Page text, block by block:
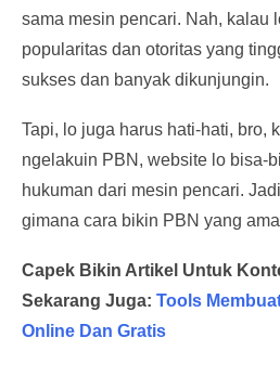
sama mesin pencari. Nah, kalau
popularitas dan otoritas yang
sukses dan banyak dikunjungin.
Tapi, lo juga harus hati-hati, bro,
ngelakuin PBN, website lo bisa-
hukuman dari mesin pencari.
gimana cara bikin PBN yang
Capek Bikin Artikel Untuk
Sekarang Juga: Tools
Online Dan Gratis